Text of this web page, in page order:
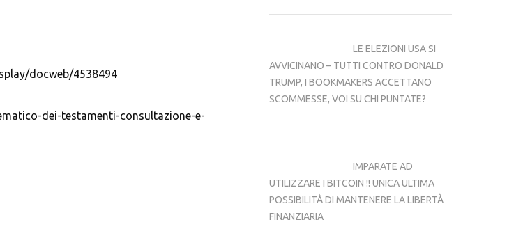
LE ELEZIONI USA SI
AVVICINANO – TUTTI CONTRO DONALD
TRUMP, I BOOKMAKERS ACCETTANO
SCOMMESSE, VOI SU CHI PUNTATE?
IMPARATE AD
UTILIZZARE I BITCOIN !! UNICA ULTIMA
POSSIBILITÀ DI MANTENERE LA LIBERTÀ
FINANZIARIA